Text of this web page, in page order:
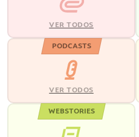
VER TODOS
PODCASTS
VER TODOS
WEBSTORIES